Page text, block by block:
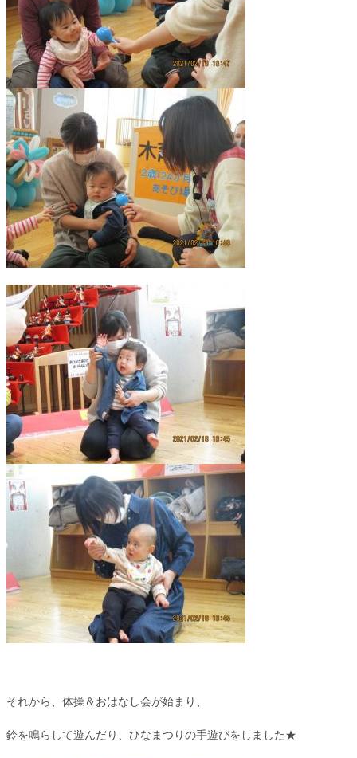
それから、体操＆おはなし会が始まり、
鈴を鳴らして遊んだり、ひなまつりの手遊びをしました★